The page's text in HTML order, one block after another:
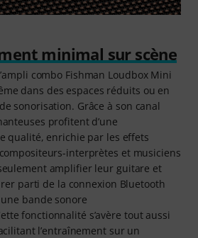
minimal sur scène
combo Fishman Loudbox Mini
dans des espaces réduits ou en
sonorisation. Grâce à son canal
profitent d’une
qualité, enrichie par les effets
interprètes et musiciens
amplifier leur guitare et
parti de la connexion Bluetooth
bande sonore
fonctionnalité s’avère tout aussi
l’entraînement sur un